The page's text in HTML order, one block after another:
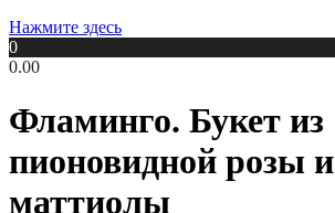
Нажмите здесь
0
0.00
Фламинго. Букет из
пионовидной розы и
маттиолы